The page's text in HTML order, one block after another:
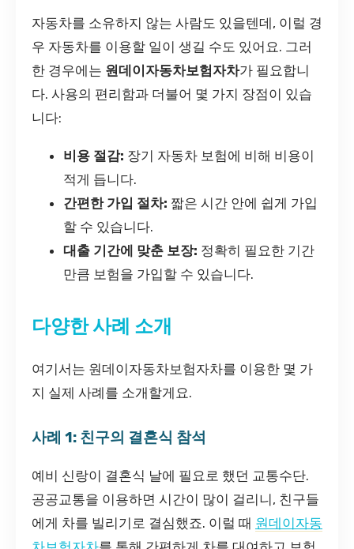
자동차를 소유하지 않는 사람도 있을텐데, 이럴 경
우 자동차를 이용할 일이 생길 수도 있어요. 그러
한 경우에는 원데이자동차보험자차가 필요합니
다. 사용의 편리함과 더불어 몇 가지 장점이 있습
니다:
비용 절감: 장기 자동차 보험에 비해 비용이
적게 듭니다.
간편한 가입 절차: 짧은 시간 안에 쉽게 가입
할 수 있습니다.
대출 기간에 맞춘 보장: 정확히 필요한 기간
만큼 보험을 가입할 수 있습니다.
다양한 사례 소개
여기서는 원데이자동차보험자차를 이용한 몇 가
지 실제 사례를 소개할게요.
사례 1: 친구의 결혼식 참석
예비 신랑이 결혼식 날에 필요로 했던 교통수단.
공공교통을 이용하면 시간이 많이 걸리니, 친구들
에게 차를 빌리기로 결심했죠. 이럴 때 원데이자동